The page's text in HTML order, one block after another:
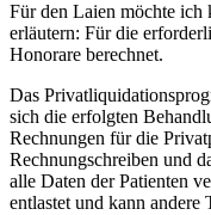
Für den Laien möchte
erläutern: Für die
Honorare berechnet.
Das
sich die erfolgten
Rechnungen für die
Rechnungschreiben und
alle Daten der Patienten
entlastet und kann andere